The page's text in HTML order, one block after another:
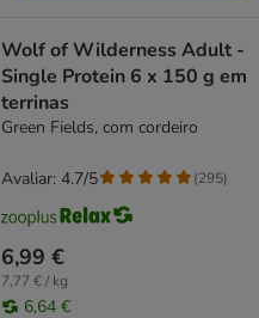
Wolf of Wilderness Adult -
Single Protein 6 x 150 g em
terrinas
Green Fields, com cordeiro
6,99 €
7,77 € / kg
6,64 €
Avaliar: 4.7/5 (295)